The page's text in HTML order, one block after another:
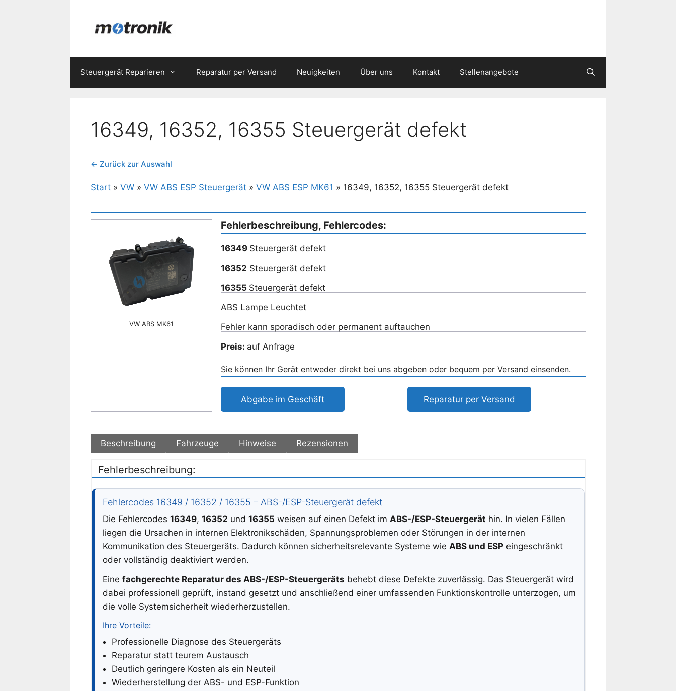
Steuergerät Reparieren Reparatur per Versand Neuigkeiten Über uns Kontakt Stellenangebote
16349, 16352, 16355 Steuergerät defekt
← Zurück zur Auswahl
Start» VW» VW ABS ESP Steuergerät» VW ABS ESP MK61 » 16349, 16352, 16355 Steuergerät defekt
VW ABS MK61
Fehlerbeschreibung, Fehlercodes:
16349 Steuergerät defekt
16352 Steuergerät defekt
16355 Steuergerät defekt
ABS Lampe Leuchtet
Fehler kann sporadisch oder permanent auftauchen
Preis: auf Anfrage
Sie können Ihr Gerät entweder direkt bei uns abgeben oder bequem per Versand einsenden.
Abgabe im Geschäft Reparatur per Versand
Beschreibung Fahrzeuge Hinweise Rezensionen
Fehlerbeschreibung:
Fehlercodes 16349 / 16352 / 16355 – ABS-/ESP-Steuergerät defekt
Die Fehlercodes 16349, 16352 und 16355 weisen auf einen Defekt im ABS-/ESP-Steuergerät hin. In vielen Fällen
liegen die Ursachen in internen Elektronikschäden, Spannungsproblemen oder Störungen in der internen
Kommunikation des Steuergeräts. Dadurch können sicherheitsrelevante Systeme wie ABS und ESPeingeschränkt
oder vollständig deaktiviert werden.
Eine fachgerechte Reparatur des ABS-/ESP-Steuergeräts behebt diese Defekte zuverlässig. Das Steuergerät wird
dabei professionell geprüft, instand gesetzt und anschließend einer umfassenden Funktionskontrolle unterzogen, um
die volle Systemsicherheit wiederherzustellen.
Ihre Vorteile:
Professionelle Diagnose des Steuergeräts
Reparatur statt teurem Austausch
Deutlich geringere Kosten als ein Neuteil
Wiederherstellung der ABS- und ESP-Funktion